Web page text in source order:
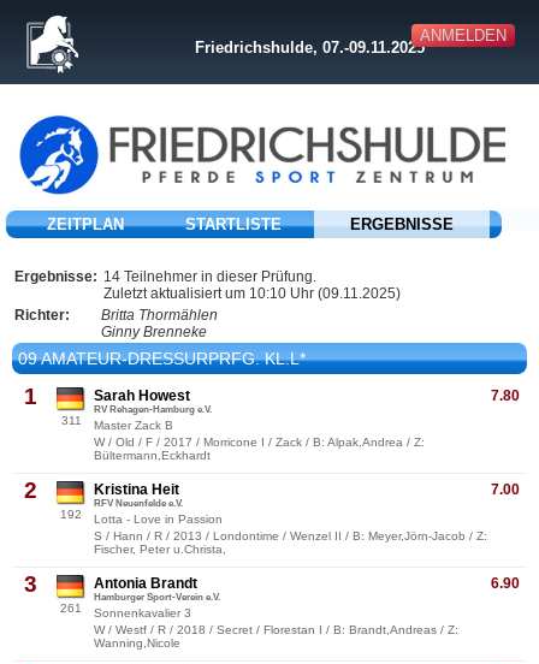
ANMELDEN
Friedrichshulde, 07.-09.11.2025
ZEITPLAN STARTLISTE ERGEBNISSE
Ergebnisse: 14 Teilnehmer in dieser Prüfung.
Zuletzt aktualisiert um 10:10 Uhr (09.11.2025)
Richter:
Britta Thormählen
Ginny Brenneke
09 AMATEUR-DRESSURPRFG. KL.L*
1
311
7.80
Sarah Howest
RV Rehagen-Hamburg e.V.
Master Zack B
W / Old / F / 2017 / Morricone I / Zack / B: Alpak,Andrea / Z:
Bültermann,Eckhardt
2
192
7.00
Kristina Heit
RFV Neuenfelde e.V.
Lotta - Love in Passion
S / Hann / R / 2013 / Londontime / Wenzel II / B: Meyer,Jörn-Jacob / Z:
Fischer, Peter u.Christa,
3
261
6.90
Antonia Brandt
Hamburger Sport-Verein e.V.
Sonnenkavalier 3
W / Westf / R / 2018 / Secret / Florestan I / B: Brandt,Andreas / Z:
Wanning,Nicole